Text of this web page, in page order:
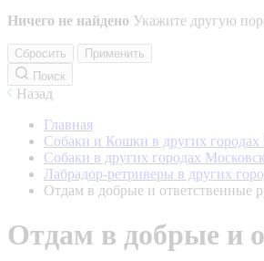
Ничего не найдено Укажите другую
Сбросить
Применить
Поиск
Назад
Главная
Собаки и Кошки в других городах
Собаки в других городах
Лабрадор-ретриверы в других
Отдам в добрые и ответственные
Отдам в добрые и